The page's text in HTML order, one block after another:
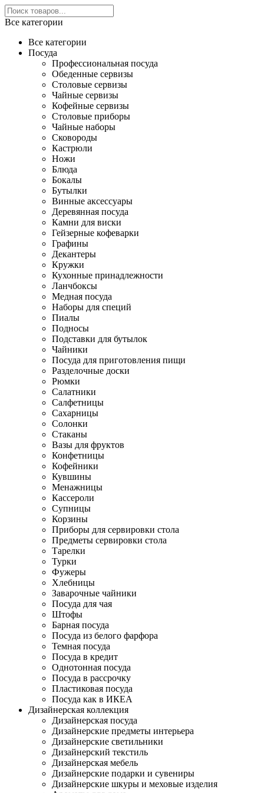
Все категории
Все категории
Посуда
Профессиональная посуда
Обеденные сервизы
Столовые сервизы
Чайные сервизы
Кофейные сервизы
Столовые приборы
Чайные наборы
Сковороды
Кастрюли
Ножи
Блюда
Бокалы
Бутылки
Винные аксессуары
Деревянная посуда
Камни для виски
Гейзерные кофеварки
Графины
Декантеры
Кружки
Кухонные принадлежности
Ланчбоксы
Медная посуда
Наборы для специй
Пиалы
Подносы
Подставки для бутылок
Чайники
Посуда для приготовления пищи
Разделочные доски
Рюмки
Салатники
Салфетницы
Сахарницы
Солонки
Стаканы
Вазы для фруктов
Конфетницы
Кофейники
Кувшины
Менажницы
Кассероли
Супницы
Корзины
Приборы для сервировки стола
Предметы сервировки стола
Тарелки
Турки
Фужеры
Хлебницы
Заварочные чайники
Посуда для чая
Штофы
Барная посуда
Посуда из белого фарфора
Темная посуда
Посуда в кредит
Однотонная посуда
Посуда в рассрочку
Пластиковая посуда
Посуда как в ИКЕА
Дизайнерская коллекция
Дизайнерская посуда
Дизайнерские предметы интерьера
Дизайнерские светильники
Дизайнерский текстиль
Дизайнерская мебель
Дизайнерские подарки и сувениры
Дизайнерские шкуры и меховые изделия